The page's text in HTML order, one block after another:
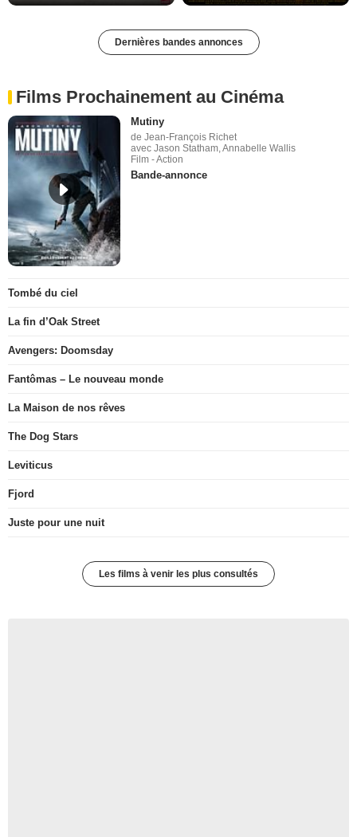
Dernières bandes annonces
Films Prochainement au Cinéma
Mutiny
de Jean-François Richet
avec Jason Statham, Annabelle Wallis
Film - Action
Bande-annonce
Tombé du ciel
La fin d’Oak Street
Avengers: Doomsday
Fantômas – Le nouveau monde
La Maison de nos rêves
The Dog Stars
Leviticus
Fjord
Juste pour une nuit
Les films à venir les plus consultés